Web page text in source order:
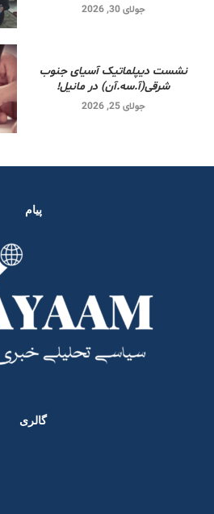
جولای 30, 2026
نشست دیپلماتیک آسیای جنوب
شرقی‌(آ.سه.آن) در مانیل!
جولای 25, 2026
پیام
گالری